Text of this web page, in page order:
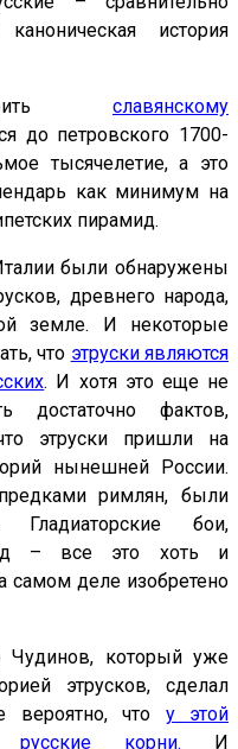
история
славянскому
до петровского 1700-
тысячелетие, а это
как минимум на
пирамид.
были обнаружены
древнего народа,
земле. И некоторые
что этруски являются
. И хотя это еще не
достаточно фактов,
этруски пришли на
нынешней России.
римлян, были
Гладиаторские бои,
– все это хоть и
самом деле изобретено
Чудинов, который уже
этрусков, сделал
вероятно, что у этой
корни. И